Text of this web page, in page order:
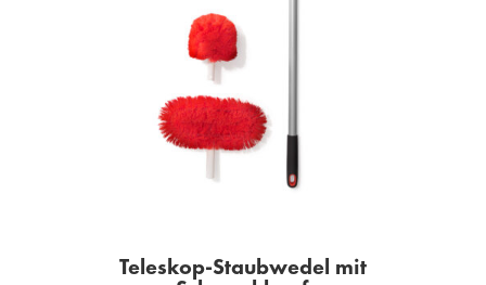
Teleskop-Staubwedel mit